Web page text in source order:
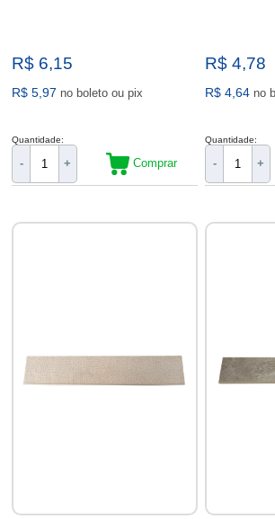
R$ 6,15
R$ 5,97 no boleto ou pix
Quantidade:
- + Comprar
R$ 4,78
R$ 4,64
Quantidade:
- +